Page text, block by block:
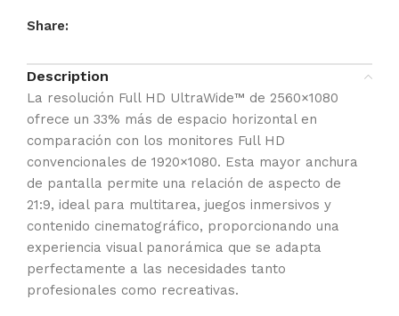
Share:
Description
La resolución Full HD UltraWide™ de 2560×1080
ofrece un 33% más de espacio horizontal en
comparación con los monitores Full HD
convencionales de 1920×1080. Esta mayor anchura
de pantalla permite una relación de aspecto de
21:9, ideal para multitarea, juegos inmersivos y
contenido cinematográfico, proporcionando una
experiencia visual panorámica que se adapta
perfectamente a las necesidades tanto
profesionales como recreativas.